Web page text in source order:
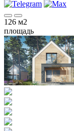
126 м2
площадь